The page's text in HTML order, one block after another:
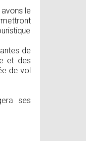
le
de
et des
de vol
ses